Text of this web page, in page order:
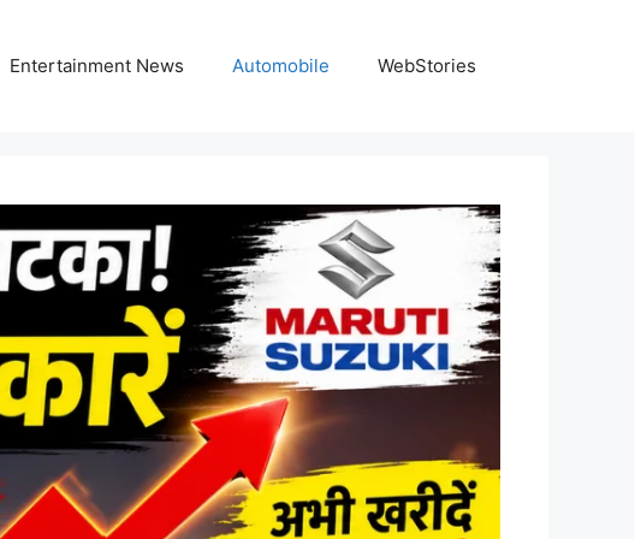
Entertainment News Automobile WebStories